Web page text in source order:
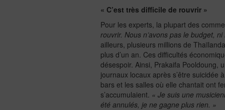
« C’est très difficile de rouvrir »
Pour les experts, la plupart des
rouvrir. Nous n’avons pas le budget,
ailleurs, plusieurs millions de
plus d’un an. Ces difficultés
désespoir. Ainsi, Prakaifa Pooldoung,
journaux locaux après s’être suicidée
bars et les salles où elle chantait ont
s’accumulaient. « Je suis une
été annulés, je ne gagne plus rien. »